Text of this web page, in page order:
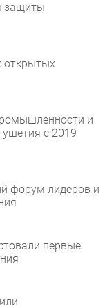
защиты
открытых
и
с 2019
форум лидеров и
первые